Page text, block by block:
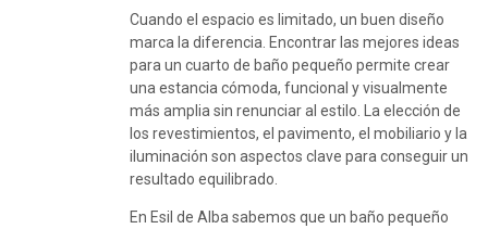
Cuando el espacio es limitado, un buen diseño
marca la diferencia. Encontrar las mejores ideas
para un cuarto de baño pequeño permite crear
una estancia cómoda, funcional y visualmente
más amplia sin renunciar al estilo. La elección de
los revestimientos, el pavimento, el mobiliario y la
iluminación son aspectos clave para conseguir un
resultado equilibrado.
En Esil de Alba sabemos que un baño pequeño